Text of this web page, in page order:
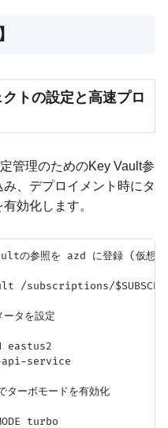
トの設定と高速プロ
管理のためのKey Vault参
、デプロイメント時にタ
効化します。
の参照を azd に登録 (仮想
タを設定
eastus2
api-service
ーボモードを有効化